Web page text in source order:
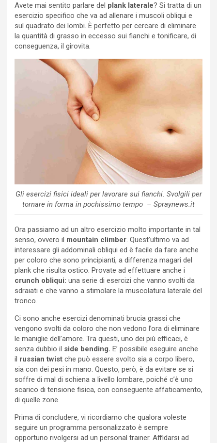
Avete mai sentito parlare del plank laterale? Si tratta di un
esercizio specifico che va ad allenare i muscoli obliqui e
sul quadrato dei lombi. È perfetto per cercare di eliminare
la quantità di grasso in eccesso sui fianchi e tonificare, di
conseguenza, il girovita.
Gli esercizi fisici ideali per lavorare sui fianchi. Svolgili per
tornare in forma in pochissimo tempo – Spraynews.it
Ora passiamo ad un altro esercizio molto importante in tal
senso, ovvero il mountain climber. Quest’ultimo va ad
interessare gli addominali obliqui ed è facile da fare anche
per coloro che sono principianti, a differenza magari del
plank che risulta ostico. Provate ad effettuare anche i
crunch obliqui: una serie di esercizi che vanno svolti da
sdraiati e che vanno a stimolare la muscolatura laterale del
tronco.
Ci sono anche esercizi denominati brucia grassi che
vengono svolti da coloro che non vedono l’ora di eliminare
le maniglie dell’amore. Tra questi, uno dei più efficaci, è
senza dubbio il side bending. E’ possibile eseguire anche
il russian twist che può essere svolto sia a corpo libero,
sia con dei pesi in mano. Questo, però, è da evitare se si
soffre di mal di schiena a livello lombare, poiché c’è uno
scarico di tensione fisica, con conseguente affaticamento,
di quelle zone.
Prima di concludere, vi ricordiamo che qualora voleste
seguire un programma personalizzato è sempre
opportuno rivolgersi ad un personal trainer. Affidarsi ad